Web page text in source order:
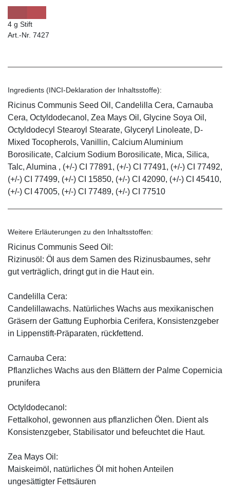
4 g Stift
Art.-Nr. 7427
Ingredients (INCI-Deklaration der Inhaltsstoffe):
Ricinus Communis Seed Oil, Candelilla Cera, Carnauba
Cera, Octyldodecanol, Zea Mays Oil, Glycine Soya Oil,
Octyldodecyl Stearoyl Stearate, Glyceryl Linoleate, D-
Mixed Tocopherols, Vanillin, Calcium Aluminium
Borosilicate, Calcium Sodium Borosilicate, Mica, Silica,
Talc, Alumina , (+/-) CI 77891, (+/-) CI 77491, (+/-) CI 77492,
(+/-) CI 77499, (+/-) CI 15850, (+/-) CI 42090, (+/-) CI 45410,
(+/-) CI 47005, (+/-) CI 77489, (+/-) CI 77510
Weitere Erläuterungen zu den Inhaltsstoffen:
Ricinus Communis Seed Oil:
Rizinusöl: Öl aus dem Samen des Rizinusbaumes, sehr
gut verträglich, dringt gut in die Haut ein.
Candelilla Cera:
Candelillawachs. Natürliches Wachs aus mexikanischen
Gräsern der Gattung Euphorbia Cerifera, Konsistenzgeber
in Lippenstift-Präparaten, rückfettend.
Carnauba Cera:
Pflanzliches Wachs aus den Blättern der Palme Copernicia
prunifera
Octyldodecanol:
Fettalkohol, gewonnen aus pflanzlichen Ölen. Dient als
Konsistenzgeber, Stabilisator und befeuchtet die Haut.
Zea Mays Oil:
Maiskeimöl, natürliches Öl mit hohen Anteilen
ungesättigter Fettsäuren